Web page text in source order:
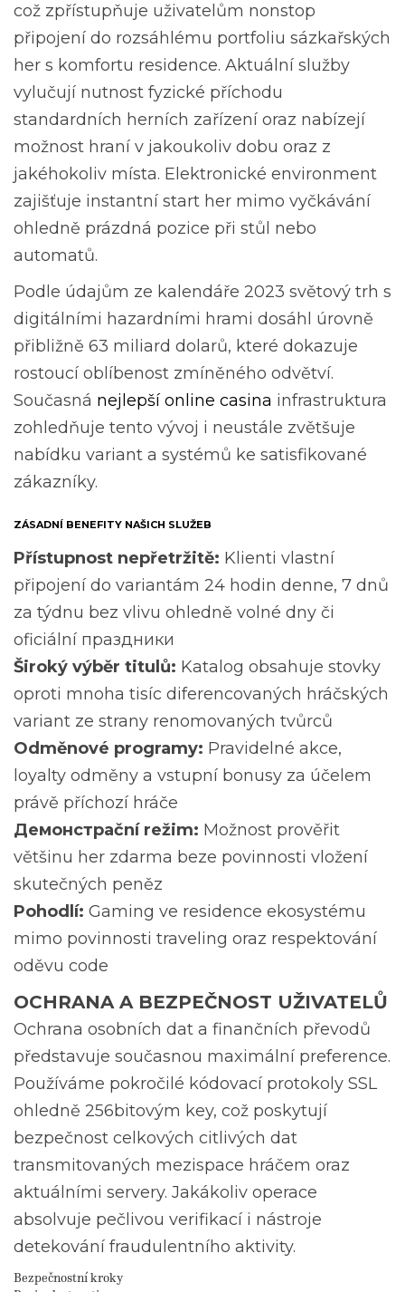
což zpřístupňuje uživatelům nonstop
připojení do rozsáhlému portfoliu sázkařských
her s komfortu residence. Aktuální služby
vylučují nutnost fyzické příchodu
standardních herních zařízení oraz nabízejí
možnost hraní v jakoukoliv dobu oraz z
jakéhokoliv místa. Elektronické environment
zajišťuje instantní start her mimo vyčkávání
ohledně prázdná pozice při stůl nebo
automatů.
Podle údajům ze kalendáře 2023 světový trh s
digitálními hazardními hrami dosáhl úrovně
přibližně 63 miliard dolarů, které dokazuje
rostoucí oblíbenost zmíněného odvětví.
Současná nejlepší online casina infrastruktura
zohledňuje tento vývoj i neustále zvětšuje
nabídku variant a systémů ke satisfikované
zákazníky.
ZÁSADNÍ BENEFITY NAŠICH SLUŽEB
Přístupnost nepřetržitě: Klienti vlastní
připojení do variantám 24 hodin denne, 7 dnů
za týdnu bez vlivu ohledně volné dny či
oficiální праздники
Široký výběr titulů: Katalog obsahuje stovky
oproti mnoha tisíc diferencovaných hráčských
variant ze strany renomovaných tvůrců
Odměnové programy: Pravidelné akce,
loyalty odměny a vstupní bonusy za účelem
právě příchozí hráče
Демонстрační režim: Možnost prověřit
většinu her zdarma beze povinnosti vložení
skutečných peněz
Pohodlí: Gaming ve residence ekosystému
mimo povinnosti traveling oraz respektování
oděvu code
OCHRANA A BEZPEČNOST UŽIVATELŮ
Ochrana osobních dat a finančních převodů
představuje současnou maximální preference.
Používáme pokročilé kódovací protokoly SSL
ohledně 256bitovým key, což poskytují
bezpečnost celkových citlivých dat
transmitovaných mezispace hráčem oraz
aktuálními servery. Jakákoliv operace
absolvuje pečlivou verifikací i nástroje
detekování fraudulentního aktivity.
Bezpečnostní kroky